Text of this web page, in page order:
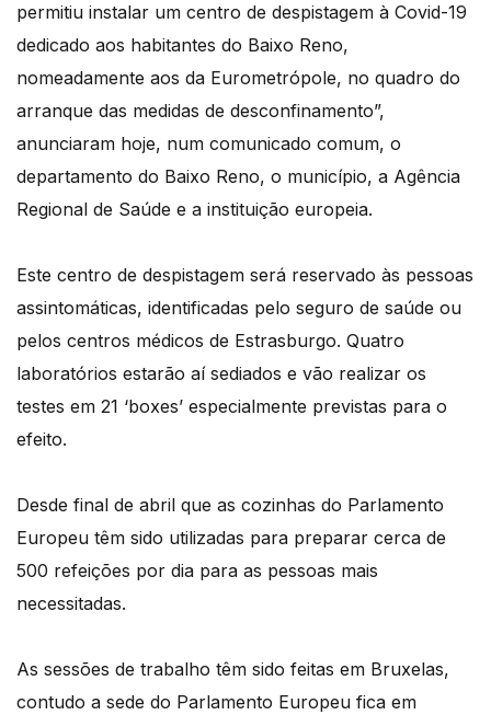
permitiu instalar um centro de despistagem à Covid-19
dedicado aos habitantes do Baixo Reno,
nomeadamente aos da Eurometrópole, no quadro do
arranque das medidas de desconfinamento”,
anunciaram hoje, num comunicado comum, o
departamento do Baixo Reno, o município, a Agência
Regional de Saúde e a instituição europeia.
Este centro de despistagem será reservado às pessoas
assintomáticas, identificadas pelo seguro de saúde ou
pelos centros médicos de Estrasburgo. Quatro
laboratórios estarão aí sediados e vão realizar os
testes em 21 ‘boxes’ especialmente previstas para o
efeito.
Desde final de abril que as cozinhas do Parlamento
Europeu têm sido utilizadas para preparar cerca de
500 refeições por dia para as pessoas mais
necessitadas.
As sessões de trabalho têm sido feitas em Bruxelas,
contudo a sede do Parlamento Europeu fica em